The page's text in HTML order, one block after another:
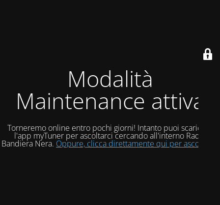
Modalità
Maintenance attiva
Torneremo online entro pochi giorni! Intanto puoi scaricare
l'app myTuner per ascoltarci cercando all'interno Radio
Bandiera Nera. Oppure, clicca direttamente qui per ascoltarci!